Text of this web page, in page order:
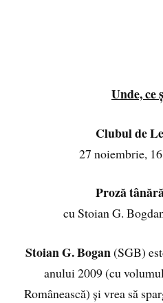
Unde, ce
Clubul de
27 noiembrie,
Proză
cu Stoian G.
Stoian G. Bogan(SGB)
anului 2009 (cu
Românească) și vrea să